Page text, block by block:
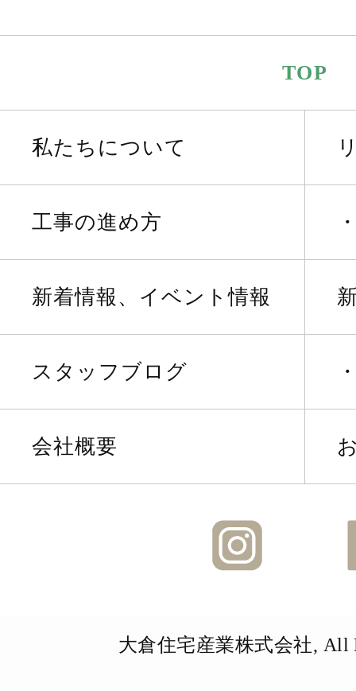
TOP
私たちについて
工事の進め方
新着情報、イベント情報
スタッフブログ
会社概要
大倉住宅産業株式会社, All